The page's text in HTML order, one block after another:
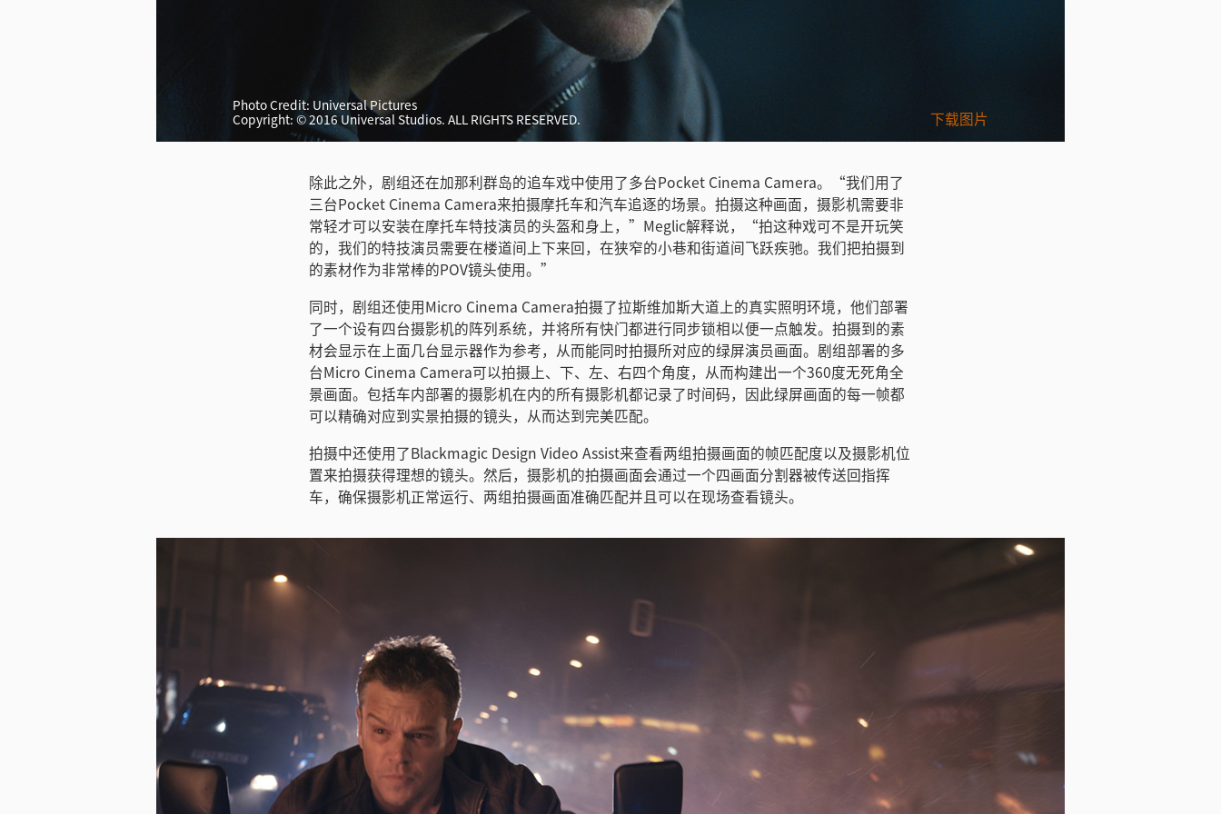
Photo Credit: Universal Pictures
Copyright: © 2016 Universal Studios. ALL RIGHTS RESERVED.
下载图片
除此之外，剧组还在加那利群岛的追车戏中使用了多台Pocket Cinema Camera。“我们用了
三台Pocket Cinema Camera来拍摄摩托车和汽车追逐的场景。拍摄这种画面，摄影机需要非
常轻才可以安装在摩托车特技演员的头盔和身上，”Meglic解释说，“拍这种戏可不是开玩笑
的，我们的特技演员需要在楼道间上下来回，在狭窄的小巷和街道间飞跃疾驰。我们把拍摄到
的素材作为非常棒的POV镜头使用。”
同时，剧组还使用Micro Cinema Camera拍摄了拉斯维加斯大道上的真实照明环境，他们部署
了一个设有四台摄影机的阵列系统，并将所有快门都进行同步锁相以便一点触发。拍摄到的素
材会显示在上面几台显示器作为参考，从而能同时拍摄所对应的绿屏演员画面。剧组部署的多
台Micro Cinema Camera可以拍摄上、下、左、右四个角度，从而构建出一个360度无死角全
景画面。包括车内部署的摄影机在内的所有摄影机都记录了时间码，因此绿屏画面的每一帧都
可以精确对应到实景拍摄的镜头，从而达到完美匹配。
拍摄中还使用了Blackmagic Design Video Assist来查看两组拍摄画面的帧匹配度以及摄影机位
置来拍摄获得理想的镜头。然后，摄影机的拍摄画面会通过一个四画面分割器被传送回指挥
车，确保摄影机正常运行、两组拍摄画面准确匹配并且可以在现场查看镜头。